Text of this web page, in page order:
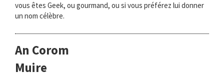
vous êtes Geek, ou gourmand, ou si vous préférez lui donner
un nom célèbre.
An Corom
Muire